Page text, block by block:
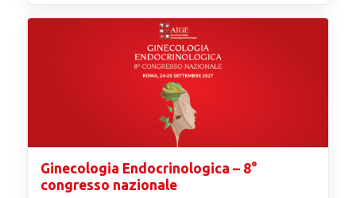
Ginecologia Endocrinologica – 8°
congresso nazionale